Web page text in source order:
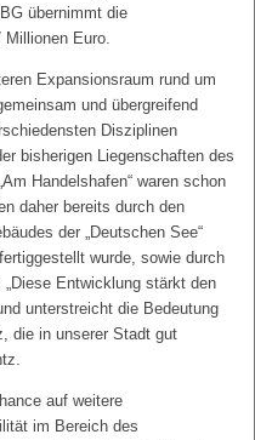
übernimmt die
Millionen Euro.
Expansionsraum rund um
und übergreifend
Disziplinen
bisherigen Liegenschaften des
Handelshafen“ waren schon
daher bereits durch den
der „Deutschen See“
wurde, sowie durch
Entwicklung stärkt den
unterstreicht die Bedeutung
die in unserer Stadt gut
auf weitere
im Bereich des